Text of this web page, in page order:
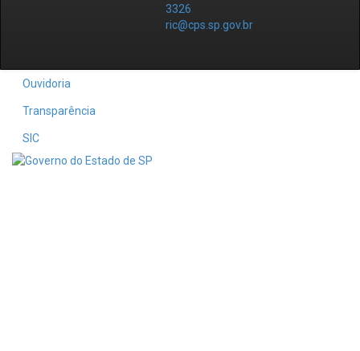
3326
ric@cps.sp.gov.br
Ouvidoria
Transparência
SIC